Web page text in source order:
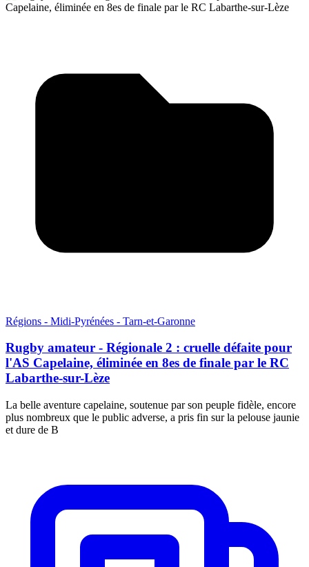
Régions - Midi-Pyrénées - Tarn-et-Garonne
Rugby amateur - Régionale 2 : cruelle défaite pour
l'AS Capelaine, éliminée en 8es de finale par le RC
Labarthe-sur-Lèze
La belle aventure capelaine, soutenue par son peuple fidèle, encore
plus nombreux que le public adverse, a pris fin sur la pelouse jaunie
et dure de B